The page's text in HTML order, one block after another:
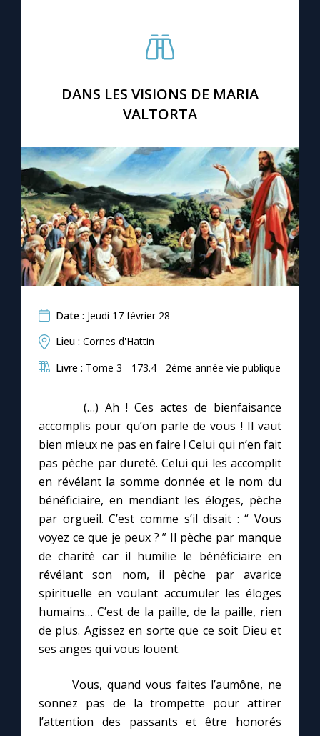
DANS LES VISIONS DE MARIA
VALTORTA
Date : Jeudi 17 février 28
Lieu : Cornes d'Hattin
Livre : Tome 3 - 173.4 - 2ème année vie publique
(…) Ah ! Ces actes de bienfaisance
accomplis pour qu’on parle de vous ! Il vaut
bien mieux ne pas en faire ! Celui qui n’en fait
pas pèche par dureté. Celui qui les accomplit
en révélant la somme donnée et le nom du
bénéficiaire, en mendiant les éloges, pèche
par orgueil. C’est comme s’il disait : “ Vous
voyez ce que je peux ? ” Il pèche par manque
de charité car il humilie le bénéficiaire en
révélant son nom, il pèche par avarice
spirituelle en voulant accumuler les éloges
humains… C’est de la paille, de la paille, rien
de plus. Agissez en sorte que ce soit Dieu et
ses anges qui vous louent.
Vous, quand vous faites l’aumône, ne
sonnez pas de la trompette pour attirer
l’attention des passants et être honorés